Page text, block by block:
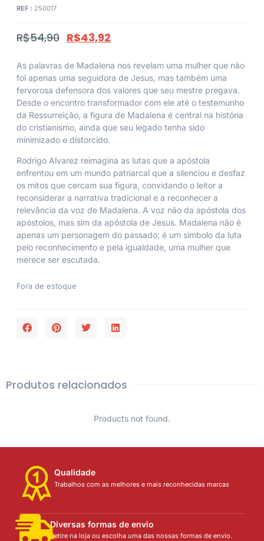
REF : 250017
R$54,90 R$43,92
As palavras de Madalena nos revelam uma mulher que não
foi apenas uma seguidora de Jesus, mas também uma
fervorosa defensora dos valores que seu mestre pregava.
Desde o encontro transformador com ele até o testemunho
da Ressurreição, a figura de Madalena é central na história
do cristianismo, ainda que seu legado tenha sido
minimizado e distorcido.
Rodrigo Alvarez reimagina as lutas que a apóstola
enfrentou em um mundo patriarcal que a silenciou e desfaz
os mitos que cercam sua figura, convidando o leitor a
reconsiderar a narrativa tradicional e a reconhecer a
relevância da voz de Madalena. A voz não da apóstola dos
apóstolos, mas sim da apóstola de Jesus. Madalena não é
apenas um personagem do passado; é um símbolo da luta
pelo reconhecimento e pela igualdade, uma mulher que
merece ser escutada.
Fora de estoque
Produtos relacionados
Products not found.
Qualidade
Trabalhos com as melhores e mais reconhecidas marcas
Diversas formas de envio
Retire na loja ou escolha uma das nossas formas de envio.